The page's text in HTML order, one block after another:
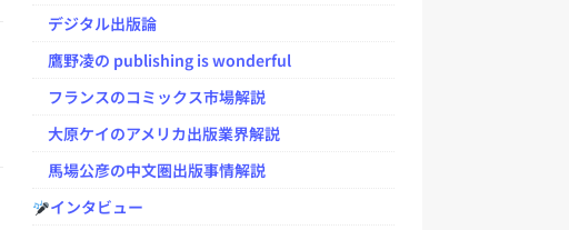
デジタル出版論
鷹野凌の publishing is wonderful
フランスのコミックス市場解説
大原ケイのアメリカ出版業界解説
馬場公彦の中文圏出版事情解説
インタビュー